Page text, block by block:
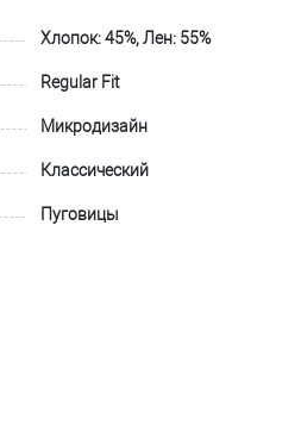
Хлопок: 45%, Лен: 55%
Regular Fit
Микродизайн
Классический
Пуговицы